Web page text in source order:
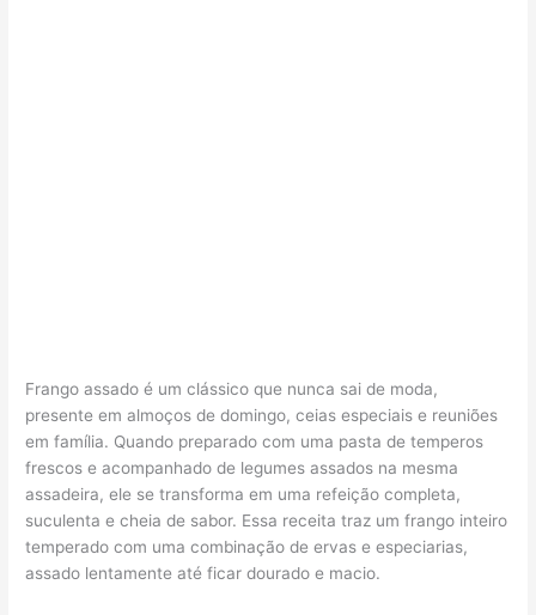
Frango assado é um clássico que nunca sai de moda,
presente em almoços de domingo, ceias especiais e reuniões
em família. Quando preparado com uma pasta de temperos
frescos e acompanhado de legumes assados na mesma
assadeira, ele se transforma em uma refeição completa,
suculenta e cheia de sabor. Essa receita traz um frango inteiro
temperado com uma combinação de ervas e especiarias,
assado lentamente até ficar dourado e macio.